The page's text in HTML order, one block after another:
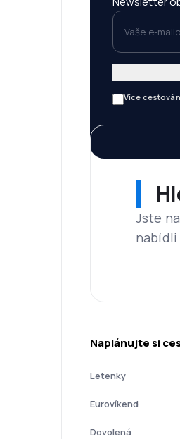
Vaše e-
Více
Jste
nabídli
Naplánujte si
Letenky
Eurovíkend
Dovolená